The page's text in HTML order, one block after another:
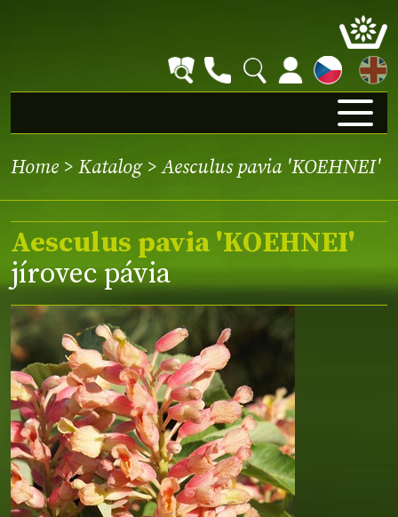
EN
Home > Katalog> Aesculus pavia 'KOEHNEI'
Aesculus pavia 'KOEHNEI'
jírovec pávia